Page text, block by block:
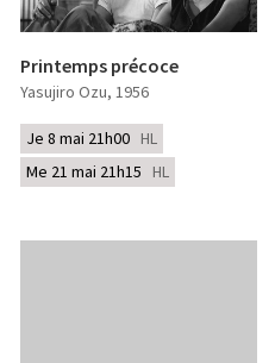
Printemps précoce
Yasujiro Ozu, 1956
Je 8 mai 21h00 HL
Me 21 mai 21h15 HL